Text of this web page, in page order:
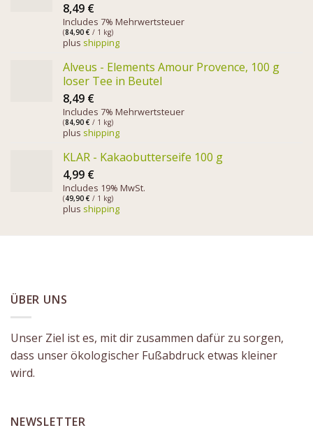
8,49 €
Includes 7% Mehrwertsteuer
(84,90 € / 1 kg)
plus shipping
Alveus - Elements Amour Provence, 100 g
loser Tee in Beutel
8,49 €
Includes 7% Mehrwertsteuer
(84,90 € / 1 kg)
plus shipping
KLAR - Kakaobutterseife 100 g
4,99 €
Includes 19% MwSt.
(49,90 € / 1 kg)
plus shipping
ÜBER UNS
Unser Ziel ist es, mit dir zusammen dafür zu sorgen,
dass unser ökologischer Fußabdruck etwas kleiner
wird.
NEWSLETTER